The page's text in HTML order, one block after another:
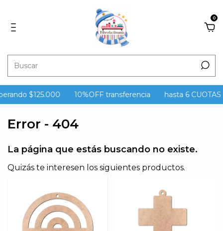
0
$125.000 10%OFF transferencia hasta 6
Error - 404
La página que estás buscando no existe.
Quizás te interesen los siguientes productos.